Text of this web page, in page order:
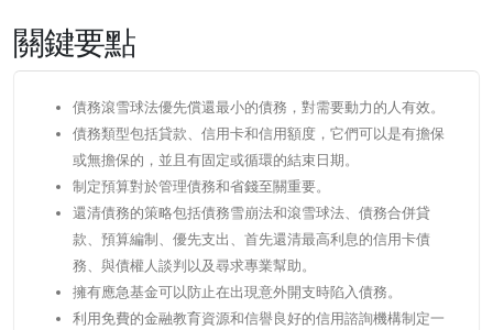
關鍵要點
債務滾雪球法優先償還最小的債務，對需要動力的人有效。
債務類型包括貸款、信用卡和信用額度，它們可以是有擔保
或無擔保的，並且有固定或循環的結束日期。
制定預算對於管理債務和省錢至關重要。
還清債務的策略包括債務雪崩法和滾雪球法、債務合併貸
款、預算編制、優先支出、首先還清最高利息的信用卡債
務、與債權人談判以及尋求專業幫助。
擁有應急基金可以防止在出現意外開支時陷入債務。
利用免費的金融教育資源和信譽良好的信用諮詢機構制定一